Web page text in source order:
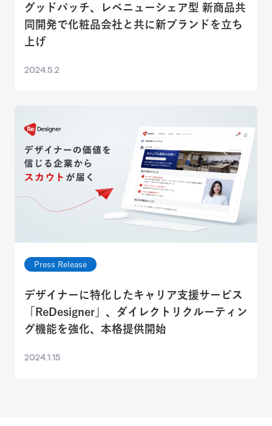
グッドパッチ、レベニューシェア型 新商品共
同開発で化粧品会社と共に新ブランドを立ち
上げ
2024.5.2
Press Release
デザイナーに特化したキャリア支援サービス
「ReDesigner」、ダイレクトリクルーティン
グ機能を強化、本格提供開始
2024.1.15